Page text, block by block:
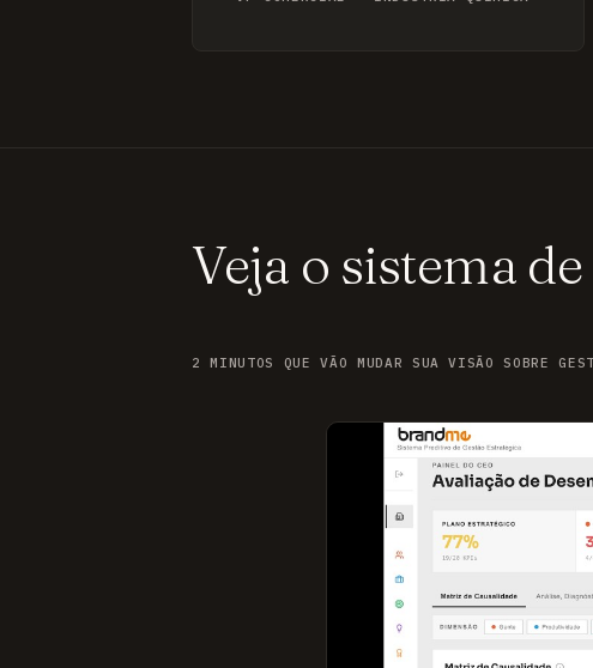
Veja o sistema
2 MINUTOS QUE VÃO MUDAR SUA VISÃO SOBRE